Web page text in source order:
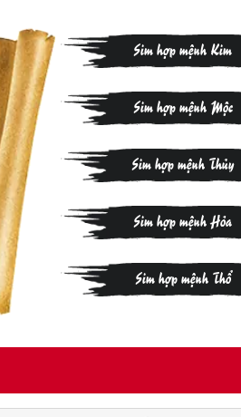
Sim hợp mệnh Kim
Sim hợp mệnh Mộc
Sim hợp mệnh Thủy
Sim hợp mệnh Hỏa
Sim hợp mệnh Thổ